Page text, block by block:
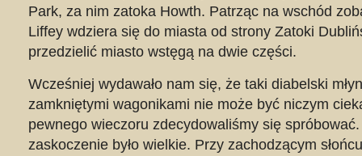
Park, za nim zatoka Howth. Patrząc na wschód
Liffey wdziera się do miasta od strony Zatoki
przedzielić miasto wstęgą na dwie części.
Wcześniej wydawało nam się, że taki diabelski
zamkniętymi wagonikami nie może być niczym
pewnego wieczoru zdecydowaliśmy się
zaskoczenie było wielkie. Przy zachodzącym